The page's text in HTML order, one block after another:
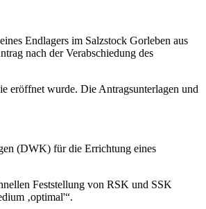
Endlagers im Salzstock Gorleben aus
nach der Verabschiedung des
eröffnet wurde. Die Antragsunterlagen und
(DWK) für die Errichtung eines
Feststellung von RSK und SSK
‚optimal'“.